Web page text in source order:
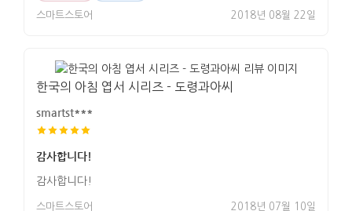
스마트스토어 2018년 08월 22일
한국의 아침 엽서 시리즈 - 도령과아씨
smartst***
감사합니다!
감사합니다!
스마트스토어 2018년 07월 10일